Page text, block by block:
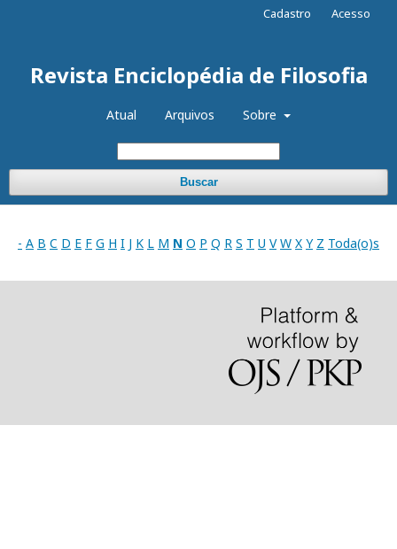
Revista Enciclopédia de Filosofia
Atual Arquivos Sobre
Buscar
Cadastro Acesso
- A B C D E F G H I J K L M N O P Q R S T U V W X Y Z Toda(o)s